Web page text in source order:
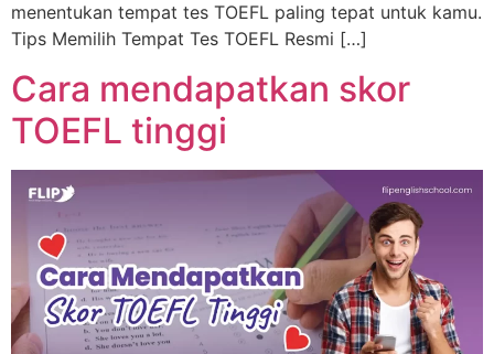
menentukan tempat tes TOEFL paling tepat untuk kamu.
Tips Memilih Tempat Tes TOEFL Resmi […]
Cara mendapatkan skor
TOEFL tinggi